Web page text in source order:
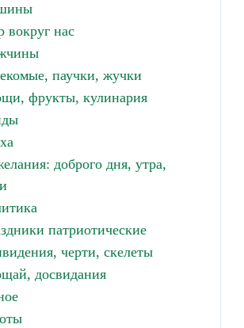
вокруг нас
паучки, жучки
фрукты, кулинария
доброго дня, утра,
патриотические
черти, скелеты
досвидания